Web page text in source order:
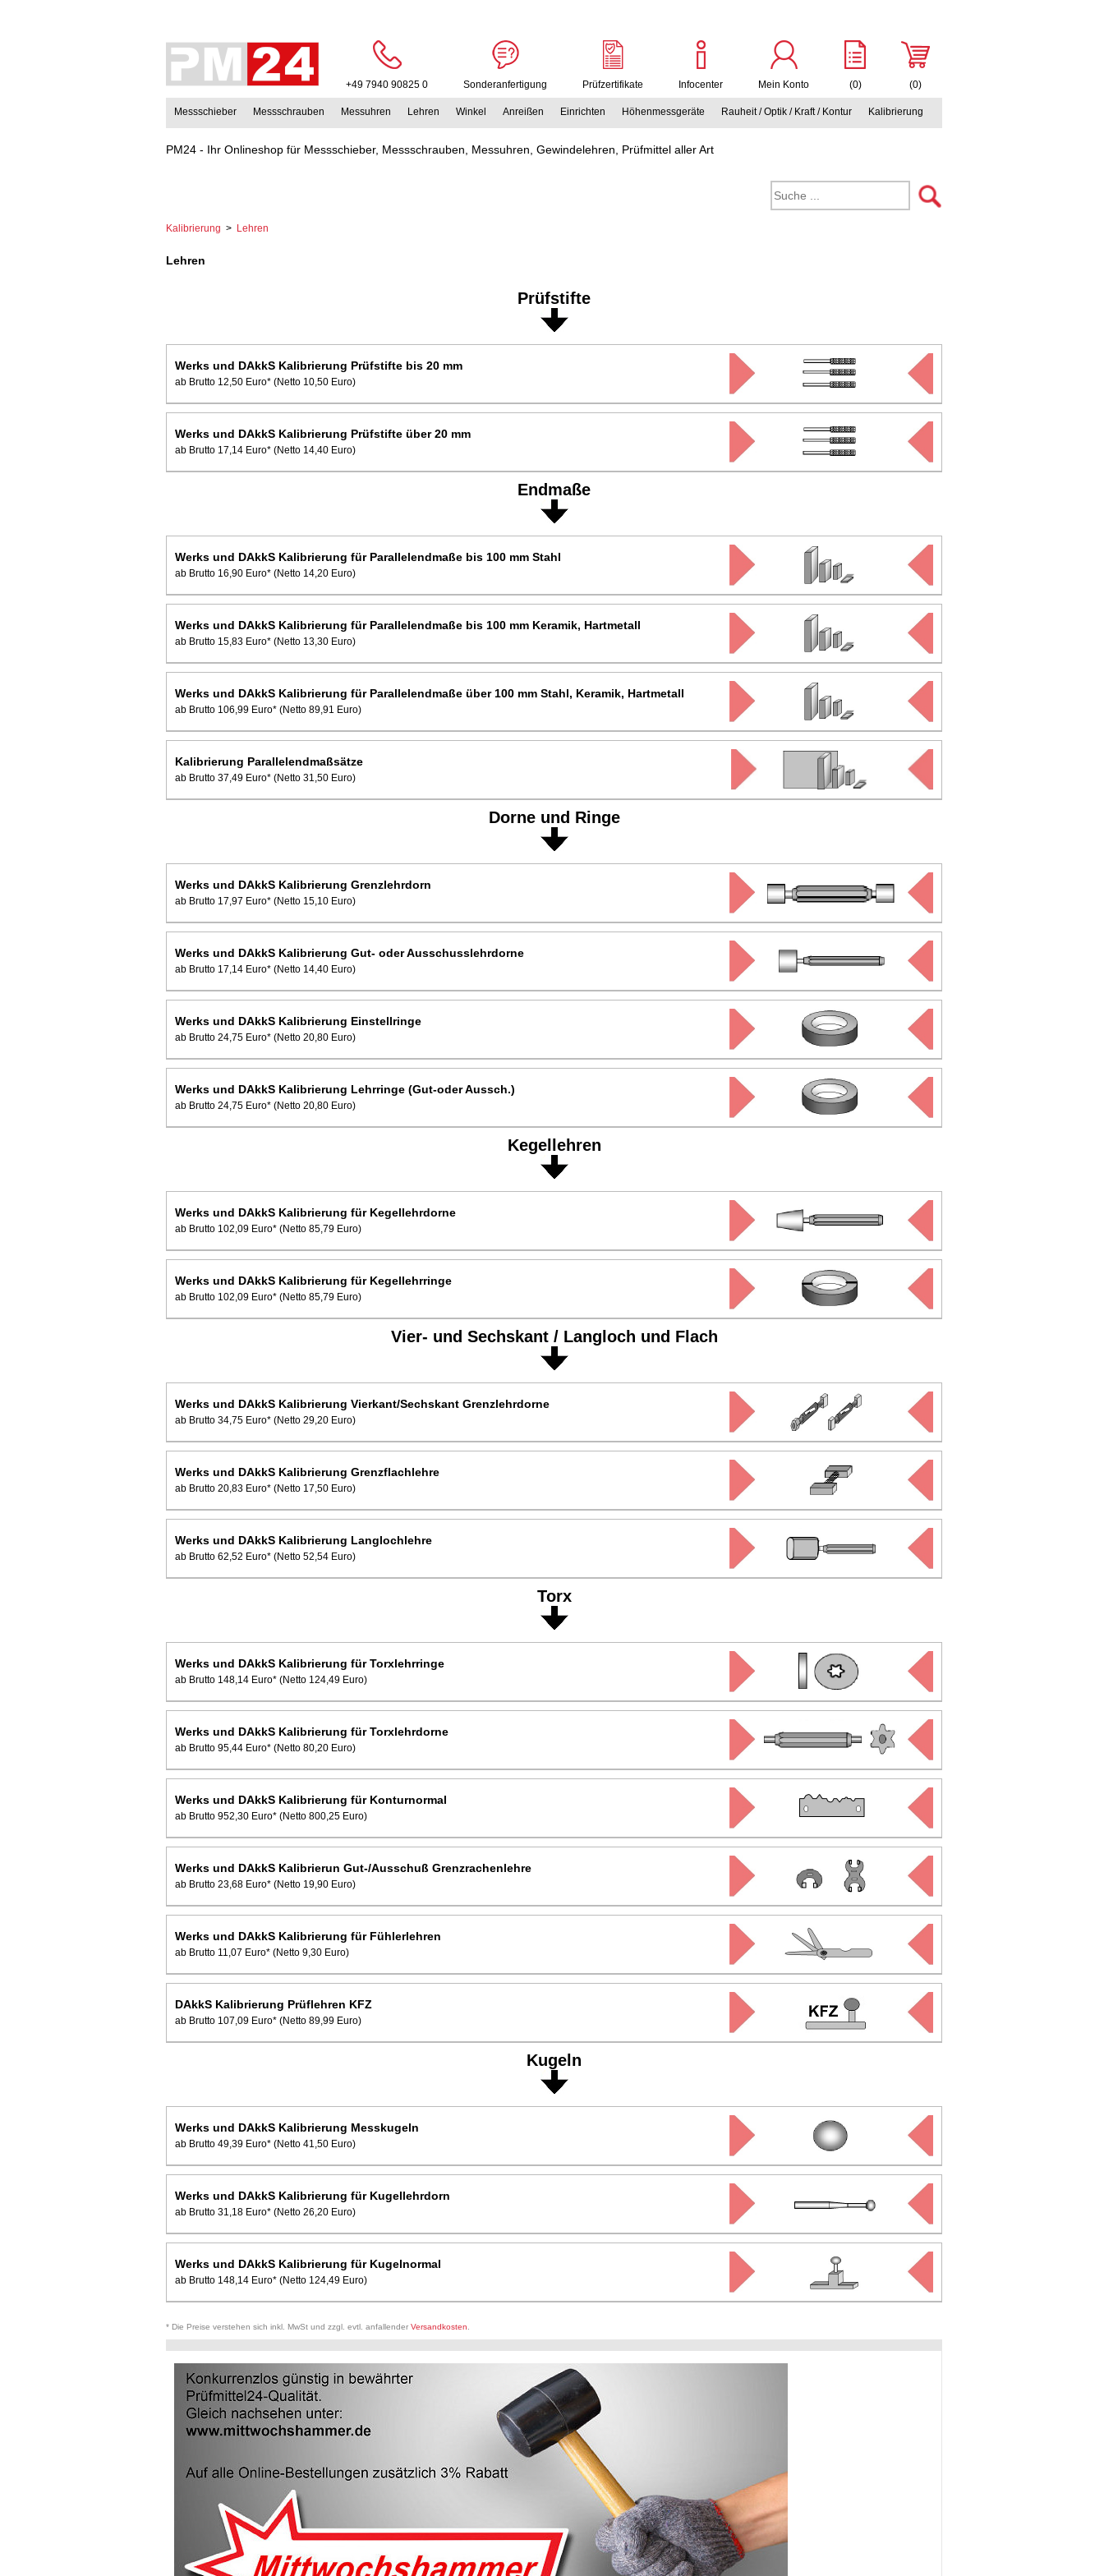
+49 7940 90825 0 Sonderanfertigung Prüfzertifikate Infocenter Mein Konto (0) (0)
Messschieber Messschrauben Messuhren Lehren Winkel Anreißen Einrichten Höhenmessgeräte Rauheit / Optik / Kraft / Kontur Kalibrierung
PM24 - Ihr Onlineshop für Messschieber, Messschrauben, Messuhren, Gewindelehren, Prüfmittel aller Art
Kalibrierung > Lehren
Lehren
Prüfstifte
Werks und DAkkS Kalibrierung Prüfstifte bis 20 mm
ab Brutto 12,50 Euro* (Netto 10,50 Euro)
Werks und DAkkS Kalibrierung Prüfstifte über 20 mm
ab Brutto 17,14 Euro* (Netto 14,40 Euro)
Endmaße
Werks und DAkkS Kalibrierung für Parallelendmaße bis 100 mm Stahl
ab Brutto 16,90 Euro* (Netto 14,20 Euro)
Werks und DAkkS Kalibrierung für Parallelendmaße bis 100 mm Keramik, Hartmetall
ab Brutto 15,83 Euro* (Netto 13,30 Euro)
Werks und DAkkS Kalibrierung für Parallelendmaße über 100 mm Stahl, Keramik, Hartmetall
ab Brutto 106,99 Euro* (Netto 89,91 Euro)
Kalibrierung Parallelendmaßsätze
ab Brutto 37,49 Euro* (Netto 31,50 Euro)
Dorne und Ringe
Werks und DAkkS Kalibrierung Grenzlehrdorn
ab Brutto 17,97 Euro* (Netto 15,10 Euro)
Werks und DAkkS Kalibrierung Gut- oder Ausschusslehrdorne
ab Brutto 17,14 Euro* (Netto 14,40 Euro)
Werks und DAkkS Kalibrierung Einstellringe
ab Brutto 24,75 Euro* (Netto 20,80 Euro)
Werks und DAkkS Kalibrierung Lehrringe (Gut-oder Aussch.)
ab Brutto 24,75 Euro* (Netto 20,80 Euro)
Kegellehren
Werks und DAkkS Kalibrierung für Kegellehrdorne
ab Brutto 102,09 Euro* (Netto 85,79 Euro)
Werks und DAkkS Kalibrierung für Kegellehrringe
ab Brutto 102,09 Euro* (Netto 85,79 Euro)
Vier- und Sechskant / Langloch und Flach
Werks und DAkkS Kalibrierung Vierkant/Sechskant Grenzlehrdorne
ab Brutto 34,75 Euro* (Netto 29,20 Euro)
Werks und DAkkS Kalibrierung Grenzflachlehre
ab Brutto 20,83 Euro* (Netto 17,50 Euro)
Werks und DAkkS Kalibrierung Langlochlehre
ab Brutto 62,52 Euro* (Netto 52,54 Euro)
Torx
Werks und DAkkS Kalibrierung für Torxlehrringe
ab Brutto 148,14 Euro* (Netto 124,49 Euro)
Werks und DAkkS Kalibrierung für Torxlehrdorne
ab Brutto 95,44 Euro* (Netto 80,20 Euro)
Werks und DAkkS Kalibrierung für Konturnormal
ab Brutto 952,30 Euro* (Netto 800,25 Euro)
Werks und DAkkS Kalibrierun Gut-/Ausschuß Grenzrachenlehre
ab Brutto 23,68 Euro* (Netto 19,90 Euro)
Werks und DAkkS Kalibrierung für Fühlerlehren
ab Brutto 11,07 Euro* (Netto 9,30 Euro)
DAkkS Kalibrierung Prüflehren KFZ
ab Brutto 107,09 Euro* (Netto 89,99 Euro)
Kugeln
Werks und DAkkS Kalibrierung Messkugeln
ab Brutto 49,39 Euro* (Netto 41,50 Euro)
Werks und DAkkS Kalibrierung für Kugellehrdorn
ab Brutto 31,18 Euro* (Netto 26,20 Euro)
Werks und DAkkS Kalibrierung für Kugelnormal
ab Brutto 148,14 Euro* (Netto 124,49 Euro)
* Die Preise verstehen sich inkl. MwSt und zzgl. evtl. anfallender Versandkosten